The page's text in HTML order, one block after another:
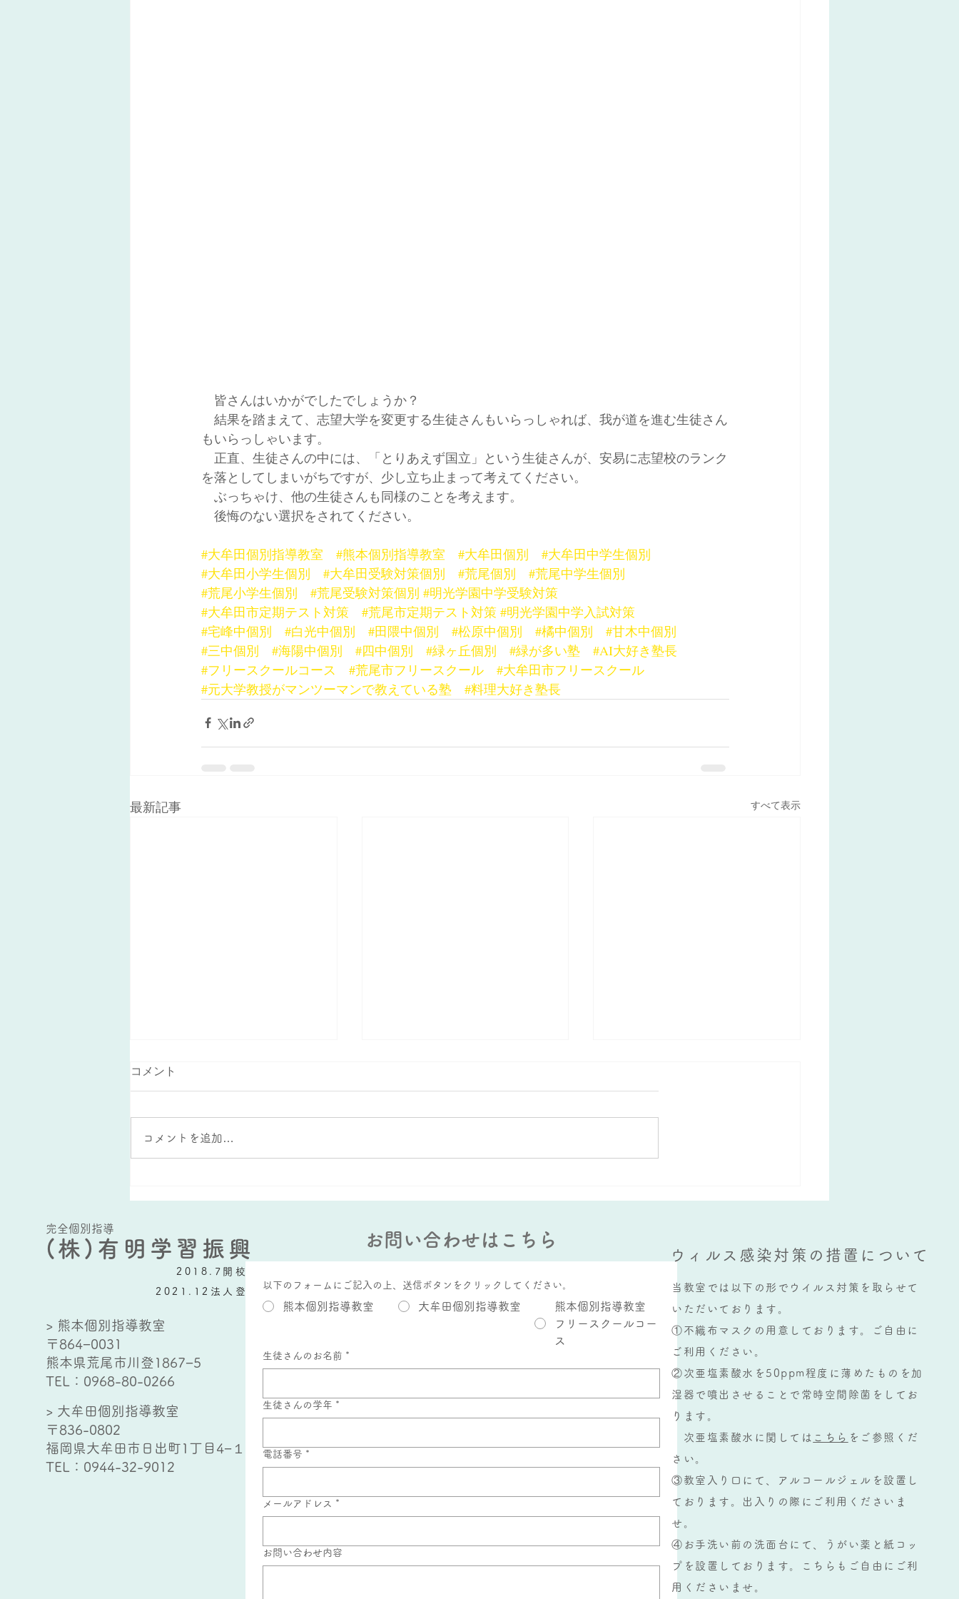
皆さんはいかがでしたでしょうか？
結果を踏まえて、志望大学を変更する生徒さんもいらっしゃれば、我が道を進む生徒さん
もいらっしゃいます。
正直、生徒さんの中には、「とりあえず国立」という生徒さんが、安易に志望校のランク
を落としてしまいがちですが、少し立ち止まって考えてください。
ぶっちゃけ、他の生徒さんも同様のことを考えます。
後悔のない選択をされてください。
#大牟田個別指導教室 #熊本個別指導教室 #大牟田個別
#大牟田中学生個別
#大牟田小学生個別
#大牟田受験対策個別 #荒尾個別
#荒尾中学生個別
#荒尾小学生個別
#荒尾受験対策個別 #明光学園中学受験対策
#大牟田市定期テスト対策
#荒尾市定期テスト対策 #明光学園中学入試対策
#宅峰中個別
#白光中個別 #田隈中個別 #松原中個別 #橘中個別
#甘木中個別
#三中個別
#海陽中個別 #四中個別 #緑ヶ丘個別 #緑が多い塾
#AI大好き塾長
#フリースクールコース
#荒尾市フリースクール
#大牟田市フリースクール
#元大学教授がマンツーマンで教えている塾
#料理大好き塾長
最新記事 すべて表示
方法
る？
能力とは？
コメント
コメントを追加…
完全個別指導
(株)有明学習振興
2018.7開校
2021.12法人登記
> 熊本個別指導教室
〒864−0031
熊本県荒尾市川登1867−5
TEL： 0968-80-0266
> 大牟田個別指導教室
〒836-0802
福岡県大牟田市日出町1丁目4−１
TEL： 0944-32-9012
お問い合わせはこちら
以下のフォームにご記入の上、送信ボタンをクリックしてください。
熊本個別指導教室 大牟田個別指導教室
熊本個別指導教室
フリースクールコー
ス
生徒さんのお名前 *
生徒さんの学年 *
電話番号 *
メールアドレス *
お問い合わせ内容
ウィルス感染対策の措置について
当教室では以下の形でウイルス対策を取らせて
いただいております。
①不織布マスクの用意しております。ご自由に
ご利用ください。
②次亜塩素酸水を50ppm程度に薄めたものを加
湿器で噴出させることで常時空間除菌をしてお
ります。
次亜塩素酸水に関しては こちら をご参照くだ
さい。
③教室入り口にて、アルコールジェルを設置し
ております。出入りの際にご利用くださいま
せ。
④お手洗い前の洗面台にて、うがい薬と紙コッ
プを設置しております。こちらもご自由にご利
用くださいませ。